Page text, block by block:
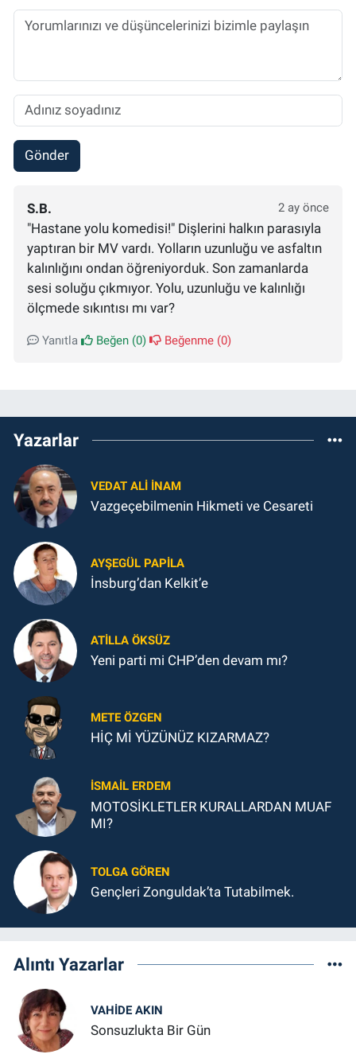
Gönder
S.B. 2 ay önce
"Hastane yolu komedisi!" Dişlerini halkın parasıyla
yaptıran bir MV vardı. Yolların uzunluğu ve asfaltın
kalınlığını ondan öğreniyorduk. Son zamanlarda
sesi soluğu çıkmıyor. Yolu, uzunluğu ve kalınlığı
ölçmede sıkıntısı mı var?
Yanıtla Beğen (0) Beğenme (0)
Yazarlar
VEDAT ALI İNAM
Vazgeçebilmenin Hikmeti ve Cesareti
AYŞEGÜL PAPILA
İnsburg’dan Kelkit’e
ATILLA ÖKSÜZ
Yeni parti mi CHP’den devam mı?
METE ÖZGEN
HİÇ Mİ YÜZÜNÜZ KIZARMAZ?
İSMAIL ERDEM
MOTOSİKLETLER KURALLARDAN MUAF
MI?
TOLGA GÖREN
Gençleri Zonguldak’ta Tutabilmek.
Alıntı Yazarlar
VAHIDE AKIN
Sonsuzlukta Bir Gün